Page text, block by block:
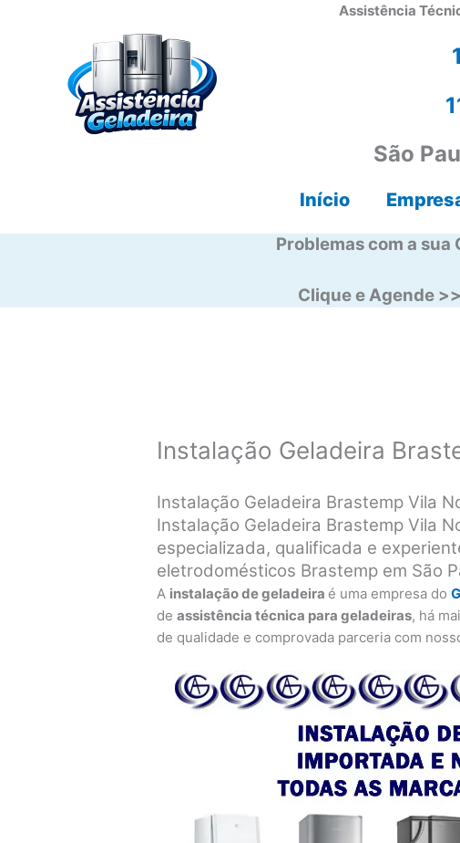
Assistência
São
Início
Problemas com a
Clique e Agende
Instalação Geladeira
Instalação Geladeira Brastemp Vila
Instalação Geladeira Brastemp Vila
especializada, qualificada e
eletrodomésticos Brastemp em São
A instalação de geladeira é uma empresa do
deassistência técnica para geladeiras, há
de qualidade e comprovada parceria com